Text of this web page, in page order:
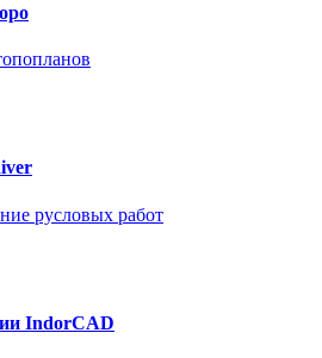
русловых работ
IndorCAD